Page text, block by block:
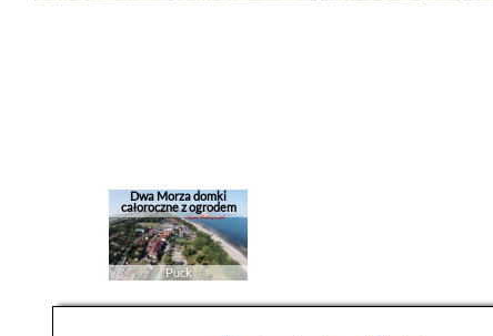
Dwa Morza domki
całoroczne z ogrodem
Puck